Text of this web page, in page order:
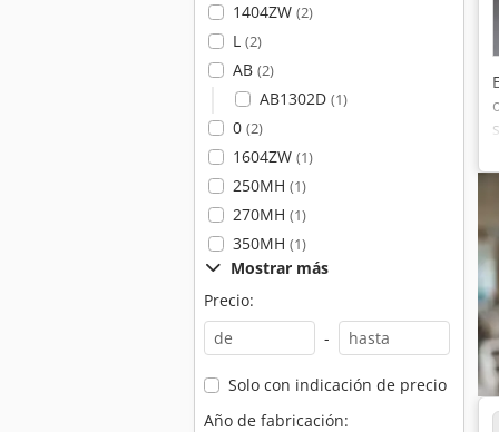
1404ZW (2)
L (2)
AB (2)
AB1302D (1)
0 (2)
1604ZW (1)
250MH (1)
270MH (1)
350MH (1)
Mostrar más
Precio:
-
Solo con indicación de precio
Año de fabricación: